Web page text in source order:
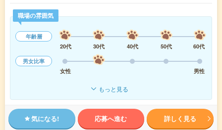
職場の雰囲気
年齢層
20代
30代 40代 50代
60代
男女比率
女性
男性
もっと見る
気になる! 応募へ進む 詳しく見る